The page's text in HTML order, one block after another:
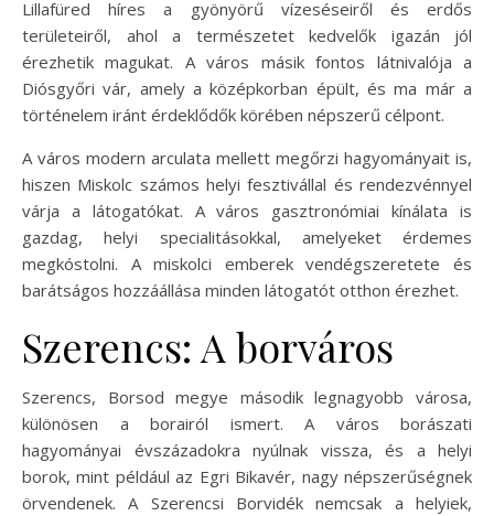
Lillafüred híres a gyönyörű vízeséseiről és erdős
területeiről, ahol a természetet kedvelők igazán jól
érezhetik magukat. A város másik fontos látnivalója a
Diósgyőri vár, amely a középkorban épült, és ma már a
történelem iránt érdeklődők körében népszerű célpont.
A város modern arculata mellett megőrzi hagyományait is,
hiszen Miskolc számos helyi fesztivállal és rendezvénnyel
várja a látogatókat. A város gasztronómiai kínálata is
gazdag, helyi specialitásokkal, amelyeket érdemes
megkóstolni. A miskolci emberek vendégszeretete és
barátságos hozzáállása minden látogatót otthon érezhet.
Szerencs: A borváros
Szerencs, Borsod megye második legnagyobb városa,
különösen a borairól ismert. A város borászati
hagyományai évszázadokra nyúlnak vissza, és a helyi
borok, mint például az Egri Bikavér, nagy népszerűségnek
örvendenek. A Szerencsi Borvidék nemcsak a helyiek,